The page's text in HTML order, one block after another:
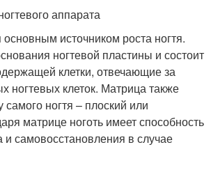
аппарата
источником роста ногтя.
ногтевой пластины и состоит
клетки, отвечающие за
ногтевых клеток. Матрица также
ногтя – плоский или
матрице ноготь имеет способность
и самовосстановления в случае